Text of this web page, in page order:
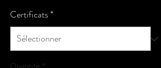
Certificats*
Quantité *